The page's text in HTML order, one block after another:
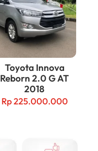
Toyota Innova
Reborn 2.0 G AT
2018
Rp225.000.000